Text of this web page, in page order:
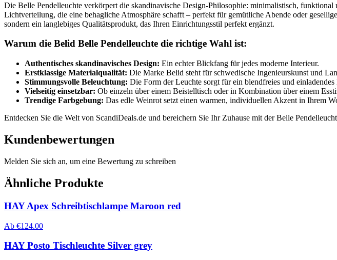
Die Belle Pendelleuchte verkörpert die skandinavische Design-Philosophie: minimalistisch,
Lichtverteilung, die eine behagliche Atmosphäre schafft – perfekt für gemütliche Abende oder
sondern ein langlebiges Qualitätsprodukt, das Ihren Einrichtungsstil perfekt ergänzt.
Warum die Belid Belle Pendelleuchte die richtige Wahl ist:
Authentisches skandinavisches Design: Ein echter Blickfang für jedes moderne Interieur.
Erstklassige Materialqualität: Die Marke Belid steht für schwedische Ingenieurskunst und
Stimmungsvolle Beleuchtung: Die Form der Leuchte sorgt für ein blendfreies und
Vielseitig einsetzbar: Ob einzeln über einem Beistelltisch oder in Kombination über einem
Trendige Farbgebung: Das edle Weinrot setzt einen warmen, individuellen Akzent in Ihrem
Entdecken Sie die Welt von ScandiDeals.de und bereichern Sie Ihr Zuhause mit der Belle
Kundenbewertungen
Melden Sie sich an, um eine Bewertung zu schreiben
Ähnliche Produkte
HAY Apex Schreibtischlampe Maroon red
Ab €124.00
HAY Posto Tischleuchte Silver grey